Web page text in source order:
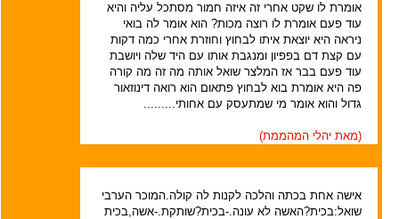
אומרת לו שקט אחרי זה איזה חמור מסתכל עליה והיא
עוד פעם אומרת לו רוצה מכות? הוא אומר לה בואי
ניראה היא יוצאת איתו לבחוץ וחוזרת אחרי כמה דקות
עם קצת דם בפפיון ומנגבת אותו עם היד שלה ויושבת
עוד פעם בבר אז המלצר שואל אותה מה זה מה קורה
פה היא אומרת בוא לבחוץ פתאום הוא רואה דינוזאור
גדול והוא אומר מי שמתעסק עם אחותי.........
(מאת יהלי המהממת)
אישה אחת בכתה והלכה לקנות לה קולה.המוכר הערבי
שואל:בכית?האשה לא עונה.-בכית?שותקת.-אשה,בכית